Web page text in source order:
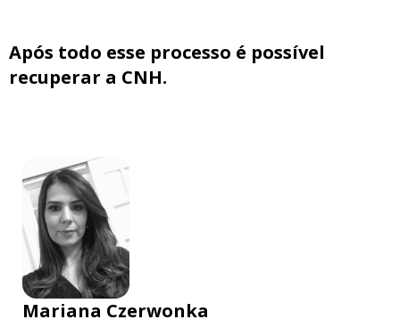
Após todo esse processo é possível
recuperar a CNH.
Mariana Czerwonka